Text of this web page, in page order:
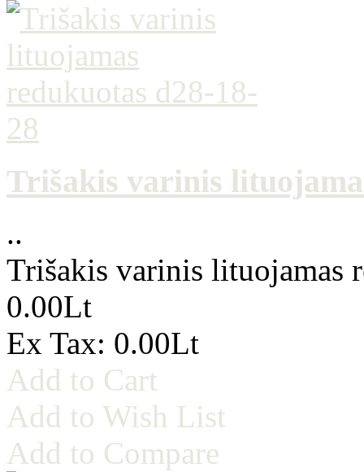
Trišakis varinis
..
Trišakis varinis lituojamas
0.00Lt
Ex Tax: 0.00Lt
Add to Cart
Add to Wish List
Add to Compare